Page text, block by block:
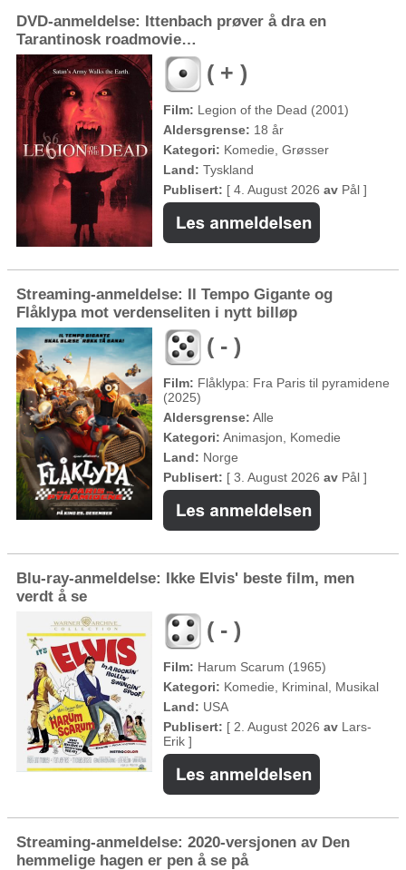
DVD-anmeldelse: Ittenbach prøver å dra en
Tarantinosk roadmovie…
( + )
Film: Legion of the Dead (2001)
Aldersgrense: 18 år
Kategori: Komedie, Grøsser
Land: Tyskland
Publisert: [ 4. August 2026 av Pål ]
Streaming-anmeldelse: Il Tempo Gigante og
Flåklypa mot verdenseliten i nytt billøp
( - )
Film: Flåklypa: Fra Paris til pyramidene
(2025)
Aldersgrense: Alle
Kategori: Animasjon, Komedie
Land: Norge
Publisert: [ 3. August 2026 av Pål ]
Blu-ray-anmeldelse: Ikke Elvis' beste film, men
verdt å se
( - )
Film: Harum Scarum (1965)
Kategori: Komedie, Kriminal, Musikal
Land: USA
Publisert: [ 2. August 2026 av Lars-
Erik ]
Streaming-anmeldelse: 2020-versjonen av Den
hemmelige hagen er pen å se på